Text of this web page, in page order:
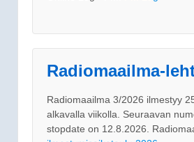
Radiomaailma-
Radiomaailma 3/2026 ilmestyy
alkavalla viikolla. Seuraavan
stopdate on 12.8.2026.